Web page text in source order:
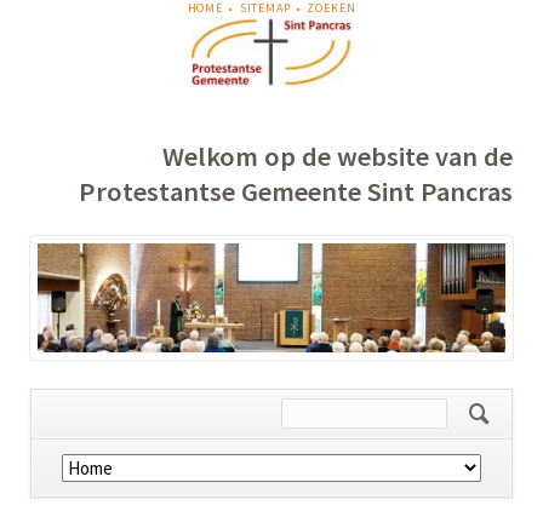
NAVIGATIE
OVERSLAAN
HOME SITEMAP ZOEKEN
Welkom op de website van de
Protestantse Gemeente Sint Pancras
Navigatie
overslaan